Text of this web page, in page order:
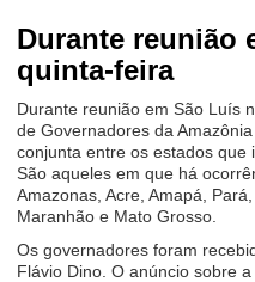
Durante reunião
quinta-feira
Durante reunião em São Luís
de Governadores da
conjunta entre os estados que
São aqueles em que há
Amazonas, Acre, Amapá,
Maranhão e Mato Grosso.
Os governadores foram
Flávio Dino. O anúncio sobre